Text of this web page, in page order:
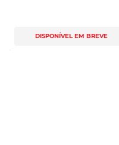
DISPONÍVEL EM BREVE